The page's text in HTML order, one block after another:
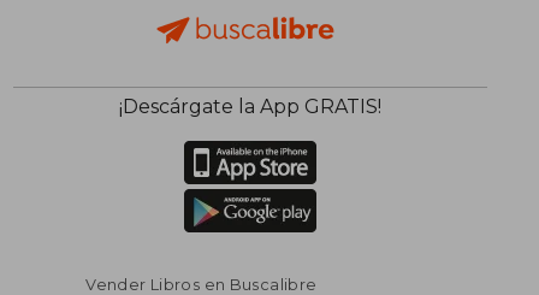
¡Descárgate la App GRATIS!
Vender Libros en Buscalibre